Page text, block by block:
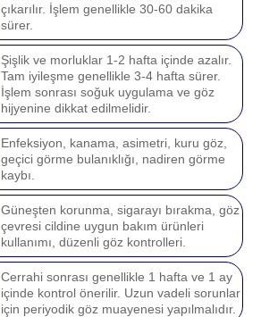
çıkarılır. İşlem genellikle 30-60 dakika
sürer.
Şişlik ve morluklar 1-2 hafta içinde azalır.
Tam iyileşme genellikle 3-4 hafta sürer.
İşlem sonrası soğuk uygulama ve göz
hijyenine dikkat edilmelidir.
Enfeksiyon, kanama, asimetri, kuru göz,
geçici görme bulanıklığı, nadiren görme
kaybı.
Güneşten korunma, sigarayı bırakma, göz
çevresi cildine uygun bakım ürünleri
kullanımı, düzenli göz kontrolleri.
Cerrahi sonrası genellikle 1 hafta ve 1 ay
içinde kontrol önerilir. Uzun vadeli sorunlar
için periyodik göz muayenesi yapılmalıdır.